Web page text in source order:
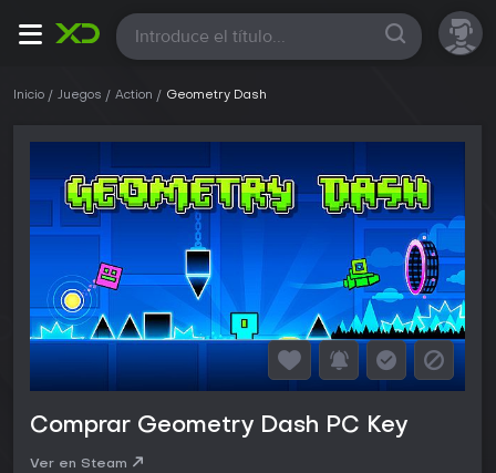
Todas
Inicio Juegos Action Geometry Dash
Comprar Geometry Dash PC Key
Ver en Steam